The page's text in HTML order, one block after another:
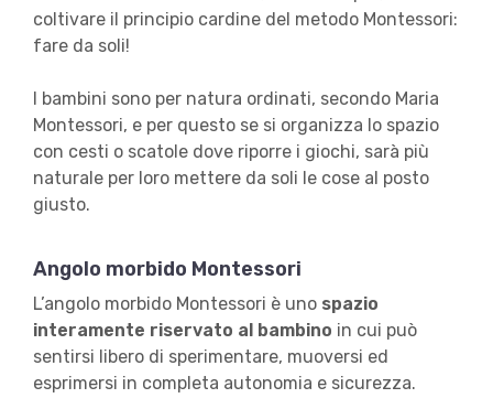
coltivare il principio cardine del metodo Montessori:
fare da soli!
I bambini sono per natura ordinati, secondo Maria
Montessori, e per questo se si organizza lo spazio
con cesti o scatole dove riporre i giochi, sarà più
naturale per loro mettere da soli le cose al posto
giusto.
Angolo morbido Montessori
L’angolo morbido Montessori è uno spazio
interamente riservato al bambino in cui può
sentirsi libero di sperimentare, muoversi ed
esprimersi in completa autonomia e sicurezza.